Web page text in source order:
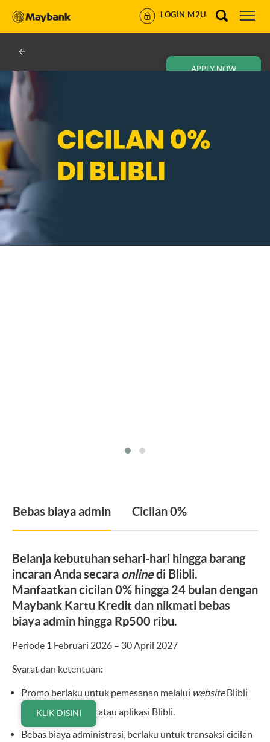
LOGIN M2U
APPLY NOW
Bebas biaya admin Cicilan 0%
Belanja kebutuhan sehari-hari hingga barang
incaran Anda secara onlinedi Blibli.
Manfaatkan cicilan 0% hingga 24 bulan dengan
Maybank Kartu Kredit dan nikmati bebas
biaya admin hingga Rp500 ribu.
Periode 1 Februari 2026 – 30 April 2027
Syarat dan ketentuan:
Promo berlaku untuk pemesanan melalui websiteBlibli
KLIK DISINI atau aplikasi Blibli.
Bebas biaya administrasi, berlaku untuk transaksi cicilan